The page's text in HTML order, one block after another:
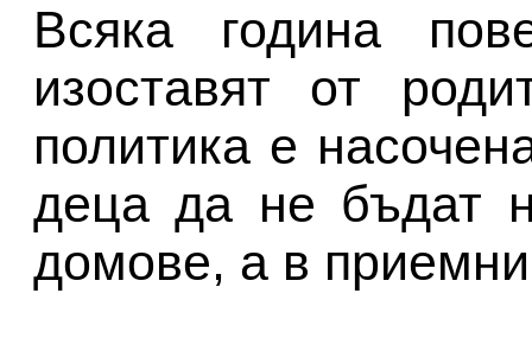
Всяка година
изоставят от
политика е
деца да не бъдат
домове, а в